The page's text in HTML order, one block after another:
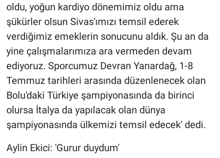
oldu, yoğun kardiyo dönemimiz oldu ama
şükürler olsun Sivas'ımızı temsil ederek
verdiğimiz emeklerin sonucunu aldık. Şu an da
yine çalışmalarımıza ara vermeden devam
ediyoruz. Sporcumuz Devran Yanardağ, 1-8
Temmuz tarihleri arasında düzenlenecek olan
Bolu'daki Türkiye şampiyonasında da birinci
olursa İtalya da yapılacak olan dünya
şampiyonasında ülkemizi temsil edecek' dedi.
Aylin Ekici: 'Gurur duydum'